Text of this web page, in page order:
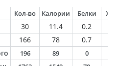
Кол-во Калории Белки
30 11.4 0.2
166 78 0.7
196 89 0